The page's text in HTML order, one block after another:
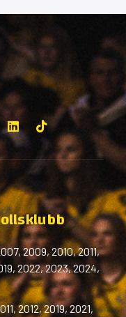
2009, 2010, 2011,
2022, 2023, 2024,
2012, 2019, 2021,